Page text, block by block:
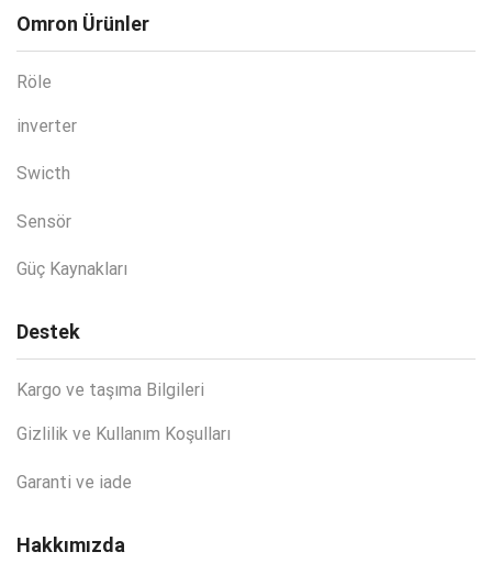
Omron Ürünler
Röle
inverter
Swicth
Sensör
Güç Kaynakları
Destek
Kargo ve taşıma Bilgileri
Gizlilik ve Kullanım Koşulları
Garanti ve iade
Hakkımızda